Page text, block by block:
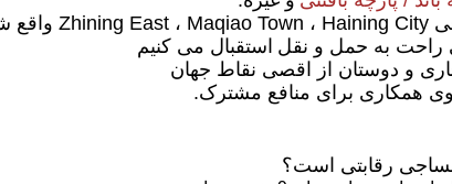
راحت به حمل و نقل استقبال می کنیم
و دوستان از اقصی نقاط جهان
همکاری برای منافع مشترک.
رقابتی است؟